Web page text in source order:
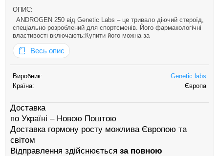
ОПИС:
ANDROGEN 250 від Genetic Labs – це тривало діючий стероїд,
спеціально розроблений для спортсменів. Його фармакологічні
властивості включають:Купити його можна за
найпривабливішою і приємною ціною можна в нашому інтернет
магазане farm-market.com.ua 1.Виробник: Genetic
Labs2.Лікарська форма: …
Весь опис
Виробник:
Genetic labs
Країна:
Європа
Доставка
по Україні – Новою Поштою
Доставка гормону росту можлива Європою та
світом
Відправлення здійснюється за повною